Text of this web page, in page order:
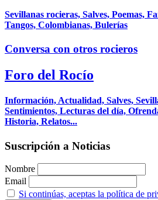
Sevillanas rocieras, Salves, Poemas,
Tangos, Colombianas, Bulerías
Conversa con otros rocieros
Foro del Rocío
Información, Actualidad, Salves,
Sentimientos, Lecturas del día,
Historia, Relatos...
Suscripción a Noticias
Nombre
Email
Si continúas, aceptas la política de